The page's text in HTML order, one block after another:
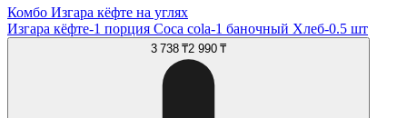
Комбо Изгара кёфте на углях
Изгара кёфте-1 порция Coca cola-1 баночный Хлеб-0.5 шт
3 738 ₸2 990 ₸